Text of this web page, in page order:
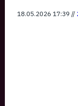
18.05.2026 17:39 //